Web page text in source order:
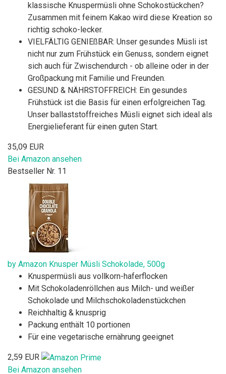
klassische Knuspermüsli ohne Schokostückchen?
Zusammen mit feinem Kakao wird diese Kreation so
richtig schoko-lecker.
VIELFÄLTIG GENIEßBAR: Unser gesundes Müsli ist
nicht nur zum Frühstück ein Genuss, sondern eignet
sich auch für Zwischendurch - ob alleine oder in der
Großpackung mit Familie und Freunden.
GESUND & NÄHRSTOFFREICH: Ein gesundes
Frühstück ist die Basis für einen erfolgreichen Tag.
Unser ballaststoffreiches Müsli eignet sich ideal als
Energielieferant für einen guten Start.
35,09 EUR
Bei Amazon ansehen
Bestseller Nr. 11
by Amazon Knusper Müsli Schokolade, 500g
Knuspermüsli aus vollkorn-haferflocken
Mit Schokoladenröllchen aus Milch- und weißer
Schokolade und Milchschokoladenstückchen
Reichhaltig & knusprig
Packung enthält 10 portionen
Für eine vegetarische ernährung geeignet
2,59 EUR
Bei Amazon ansehen